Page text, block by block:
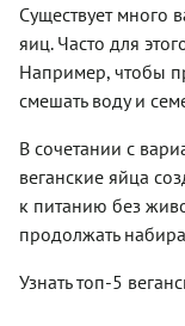
Существует много
яиц. Часто для
Например, чтобы
смешать воду и
В сочетании с
веганские яйца
к питанию без
продолжать
Узнать топ-5